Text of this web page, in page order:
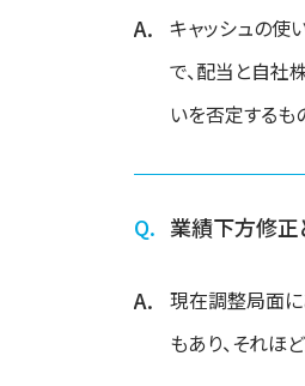
キャッシュの使
で、配当と自社
いを否定するも
業績下方修正
現在調整局面に
もあり、それほ